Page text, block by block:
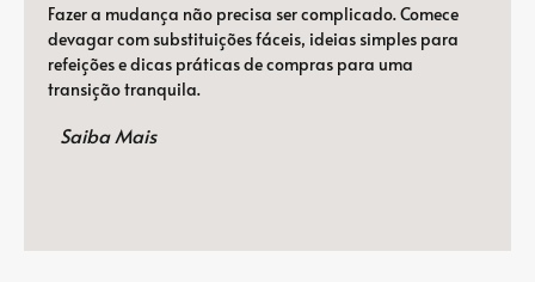
Fazer a mudança não precisa ser complicado. Comece
devagar com substituições fáceis, ideias simples para
refeições e dicas práticas de compras para uma
transição tranquila.
Saiba Mais